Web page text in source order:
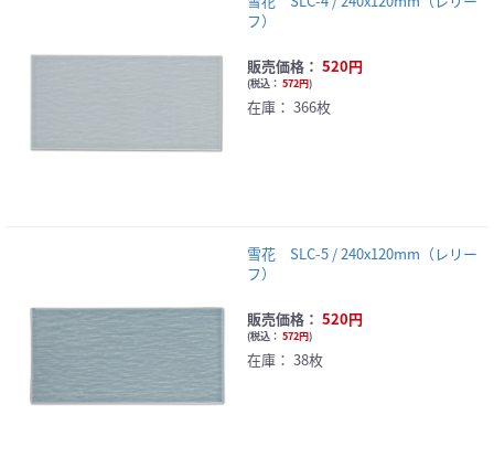
フ）
販売価格： 520円
(税込： 572円)
在庫： 366枚
雪花 SLC-5 / 240x120mm（レリー
フ）
販売価格： 520円
(税込： 572円)
在庫： 38枚